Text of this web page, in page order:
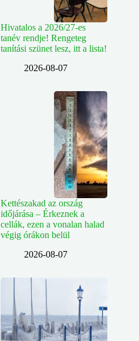
Hivatalos a 2026/27-es
tanév rendje! Rengeteg
tanítási szünet lesz, itt a lista!
2026-08-07
Kettészakad az ország
időjárása – Érkeznek a
cellák, ezen a vonalan halad
végig órákon belül
2026-08-07